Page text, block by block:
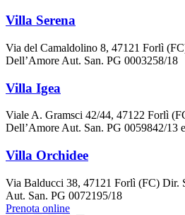
Villa Serena
Via del Camaldolino 8, 47121 Forlì
Dell’Amore Aut. San. PG 0003258/18
Villa Igea
Viale A. Gramsci 42/44, 47122 Forlì
Dell’Amore Aut. San. PG 0059842/13
Villa Orchidee
Via Balducci 38, 47121 Forlì (FC) Dir.
Aut. San. PG 0072195/18
Prenota online